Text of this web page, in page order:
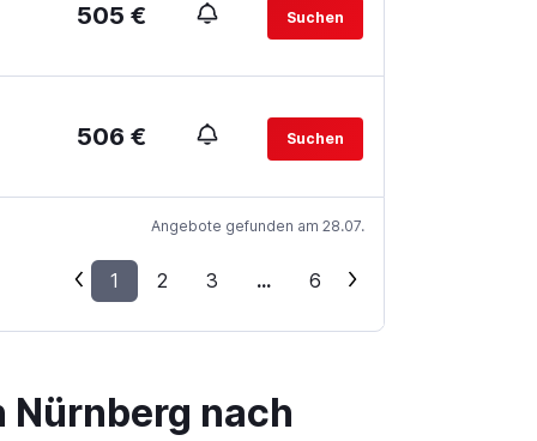
505 € Suchen
506 € Suchen
Angebote gefunden am 28.07.
1 2 3 ... 6
Nürnberg nach